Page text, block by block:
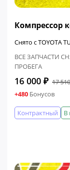
Компрессор
Снято с TOYOTA
ВСЕ ЗАПЧАСТИ
ПРОБЕГА
16 000 ₽ 17
+480 Бонусов
В
Контрактный